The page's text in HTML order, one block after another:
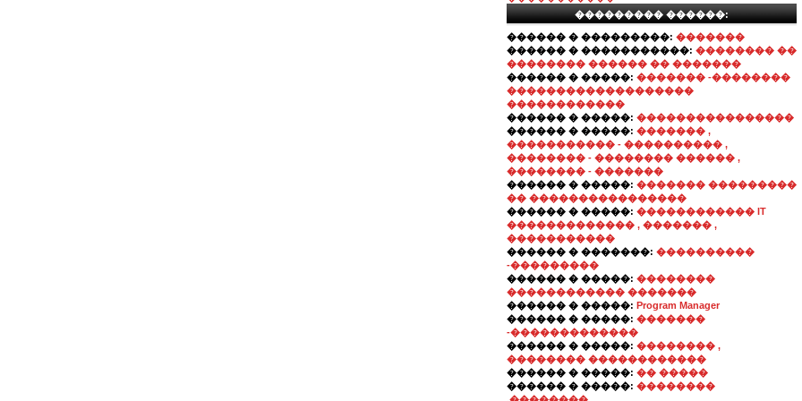
��������� ������:
������ � ���������: �������
������ � �����������: �������� ��
�������� ������ �� �������
������ � �����: ������� -��������
�������������������
������������
������ � �����: ����������������
������ � �����: ������� ,
����������� - ���������� ,
�������� - �������� ������ ,
�������� - �������
������ � �����: ������� ���������
�� ����������������
������ � �����: ������������ IT
������������� , ������� ,
�����������
������ � �������: ����������
-���������
������ � �����: ��������
������������ �������
������ � �����: Program Manager
������ � �����: �������
-�������������
������ � �����: �������� ,
�������� ������������
������ � �����: �� �����
������ � �����: ��������